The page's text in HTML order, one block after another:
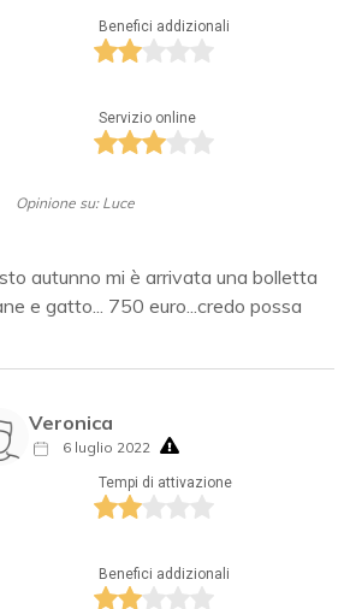
Benefici addizionali
Servizio online
Opinione su: Luce
autunno mi è arrivata una bolletta
e gatto... 750 euro...credo possa
Veronica
6 luglio 2022
Tempi di attivazione
Benefici addizionali